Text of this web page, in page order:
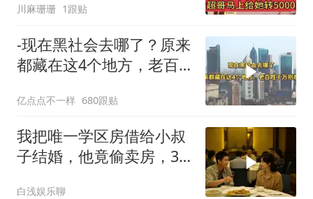
川麻珊珊 1跟贴
-现在黑社会去哪了？原来
都藏在这4个地方，老百
亿点点不一样 680跟贴
我把唯一学区房借给小叔
子结婚，他竟偷卖房，3
白浅娱乐聊